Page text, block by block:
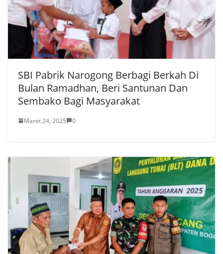
SBI Pabrik Narogong Berbagi Berkah Di
Bulan Ramadhan, Beri Santunan Dan
Sembako Bagi Masyarakat
Maret 24, 2025 0